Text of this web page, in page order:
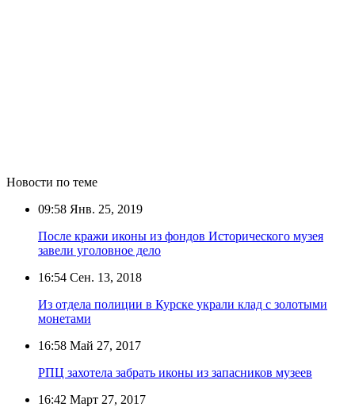
Новости по теме
09:58 Янв. 25, 2019
После кражи иконы из фондов Исторического музея
завели уголовное дело
16:54 Сен. 13, 2018
Из отдела полиции в Курске украли клад с золотыми
монетами
16:58 Май 27, 2017
РПЦ захотела забрать иконы из запасников музеев
16:42 Март 27, 2017